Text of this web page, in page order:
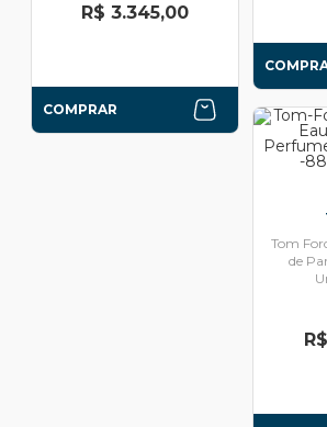
R$ 3.345,00
COMPRAR
Tom
de